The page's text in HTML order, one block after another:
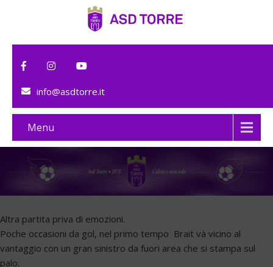
info@asdtorre.it
Menu
Altra partita priva di emozioni.
Poche occasioni da gol, nel primo tempo Brait và vicino al
vantaggio con un gran sinistro da fuori area che si stampa sul
palo.